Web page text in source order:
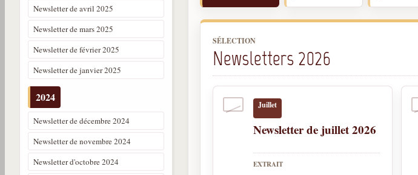
Newsletter de avril 2025
Newsletter de mars 2025
Newsletter de février 2025
Newsletter de janvier 2025
2024
Newsletter de décembre 2024
Newsletter de novembre 2024
Newsletter d'octobre 2024
SÉLECTION
Newsletters 2026
Juillet
Newsletter de juillet 2026
EXTRAIT